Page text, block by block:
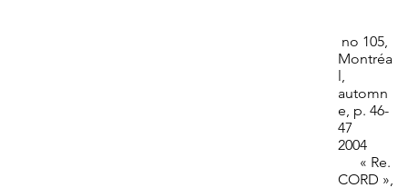
no 105,
Montréa
l,
automn
e, p. 46-
47
2004
« Re.
CORD »,